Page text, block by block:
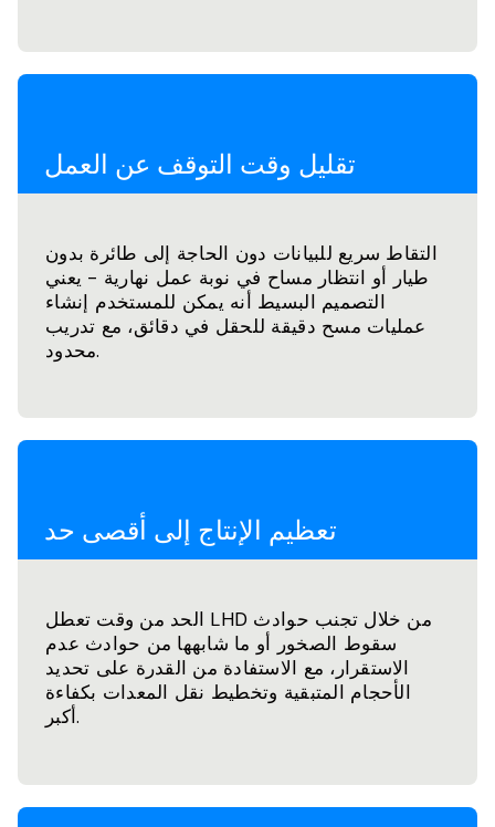
تقليل وقت التوقف عن العمل
التقاط سريع للبيانات دون الحاجة إلى طائرة بدون
طيار أو انتظار مساح في نوبة عمل نهارية - يعني
التصميم البسيط أنه يمكن للمستخدم إنشاء
عمليات مسح دقيقة للحقل في دقائق، مع تدريب
محدود.
تعظيم الإنتاج إلى أقصى حد
الحد من وقت تعطل LHD من خلال تجنب حوادث
سقوط الصخور أو ما شابهها من حوادث عدم
الاستقرار، مع الاستفادة من القدرة على تحديد
الأحجام المتبقية وتخطيط نقل المعدات بكفاءة
أكبر.